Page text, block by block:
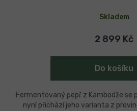
Skladem
2 899 Kč
Do košíku
Fermentovaný pepř z Kambodže se
nyní přichází jeho varianta z